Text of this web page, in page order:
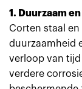
1. Duurzaam
Corten staal
duurzaamheid
verloop van
verdere